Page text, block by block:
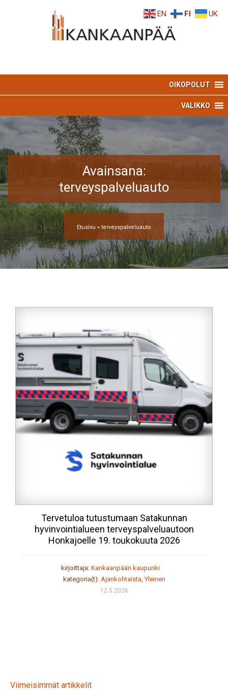
OIKOPOLUT
VALIKKO
Avainsana:
terveyspalveluauto
Etusivu » terveyspalveluauto
Tervetuloa tutustumaan Satakunnan
hyvinvointialueen terveyspalveluautoon
Honkajoelle 19. toukokuuta 2026
kirjoittaja: Kankaanpään kaupunki
kategoria(t): Ajankohtaista,Yleinen
12.5.2026
Viimeisimmät artikkelit
EN FI UK